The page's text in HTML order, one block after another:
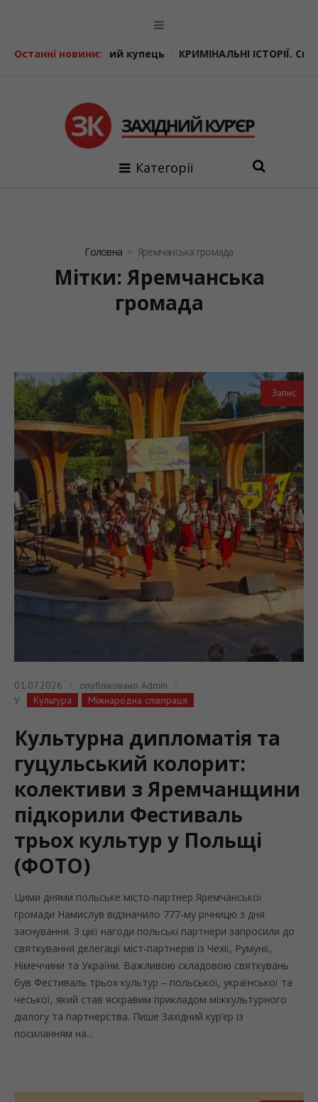
Останні новини:
купець КРИМІНАЛЬНІ ІСТОРІЇ. Співачка-шпигунка
Категорії
Головна Яремчанська громада
Мітки: Яремчанська
громада
Запис
01.07.2026 опубліковано Admin
У
Культура Міжнародна співпраця
Культурна дипломатія та
гуцульський колорит:
колективи з Яремчанщини
підкорили Фестиваль
трьох культур у Польщі
(ФОТО)
Цими днями польське місто-партнер Яремчанської
громади Намислув відзначило 777-му річницю з дня
заснування. З цієї нагоди польські партнери запросили до
святкування делегації міст-партнерів із Чехії, Румунії,
Німеччини та України. Важливою складовою святкувань
був Фестиваль трьох культур – польської, української та
чеської, який став яскравим прикладом міжкультурного
діалогу та партнерства. Пише Західний кур’єр із
посиланням на...